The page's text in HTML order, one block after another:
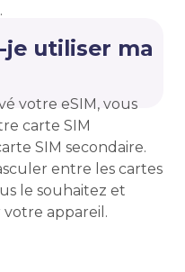
je utiliser ma
votre eSIM, vous
carte SIM
SIM secondaire.
entre les cartes
le souhaitez et
votre appareil.